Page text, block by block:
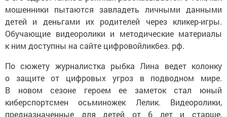
мошенники пытаются завладеть личными данными
детей и деньгами их родителей через кликер-игры.
Обучающие видеоролики и методические материалы
к ним доступны на сайте цифровойликбез. рф.
По сюжету журналистка рыбка Лина ведет колонку
о защите от цифровых угроз в подводном мире.
В новом сезоне героем ее заметок стал юный
киберспортсмен осьминожек Лелик. Видеоролики,
предназначенные для детей от 6 лет и старше,